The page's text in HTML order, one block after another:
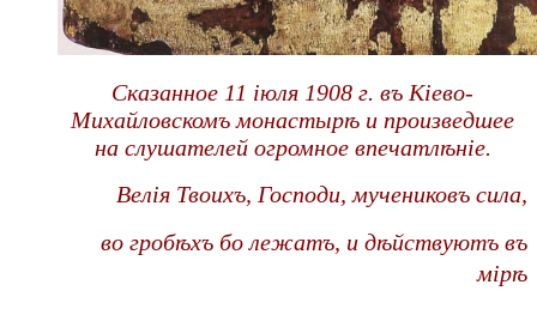
Сказанное 11 іюля 1908 г. въ Кіево-
Михайловскомъ монастырѣ и произведшее
на слушателей огромное впечатлѣніе.
Велія Твоихъ, Господи, мучениковъ сила,
во гробѣхъ бо лежатъ, и дѣйствуютъ въ
мірѣ